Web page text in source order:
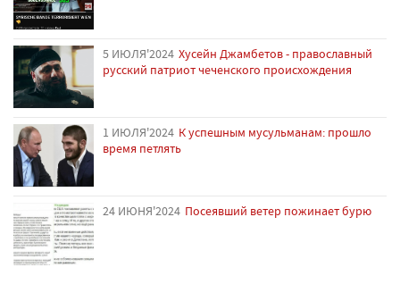
5 ИЮЛЯ'2024 Хусейн Джамбетов - православный
русский патриот чеченского происхождения
1 ИЮЛЯ'2024 К успешным мусульманам: прошло
время петлять
24 ИЮНЯ'2024 Посеявший ветер пожинает бурю